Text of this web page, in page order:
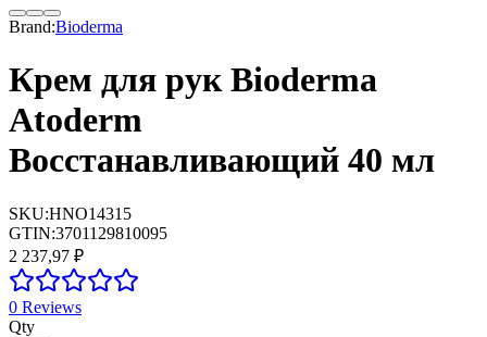
Brand:Bioderma
Крем для рук Bioderma
Atoderm
Восстанавливающий 40 мл
SKU:HNO14315
GTIN:3701129810095
2 237,97 ₽
0 Reviews
Qty